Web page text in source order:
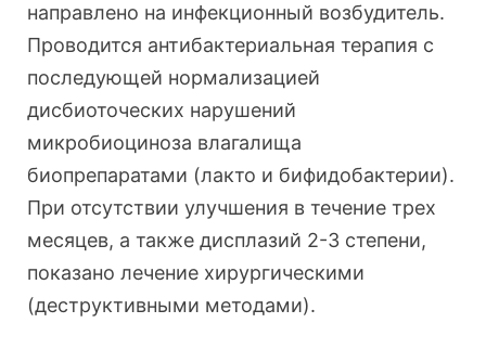
направлено на инфекционный возбудитель.
Проводится антибактериальная терапия с
последующей нормализацией
дисбиоточеских нарушений
микробиоциноза влагалища
биопрепаратами (лакто и бифидобактерии).
При отсутствии улучшения в течение трех
месяцев, а также дисплазий 2-3 степени,
показано лечение хирургическими
(деструктивными методами).